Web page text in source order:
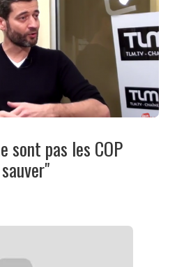
sont pas les COP